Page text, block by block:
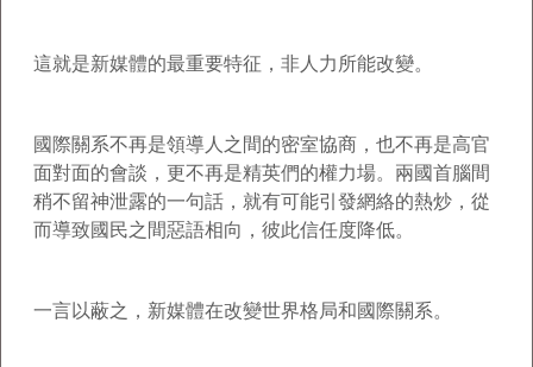
這就是新媒體的最重要特征，非人力所能改變。
國際關系不再是領導人之間的密室協商，也不再是高官
面對面的會談，更不再是精英們的權力場。兩國首腦間
稍不留神泄露的一句話，就有可能引發網絡的熱炒，從
而導致國民之間惡語相向，彼此信任度降低。
一言以蔽之，新媒體在改變世界格局和國際關系。